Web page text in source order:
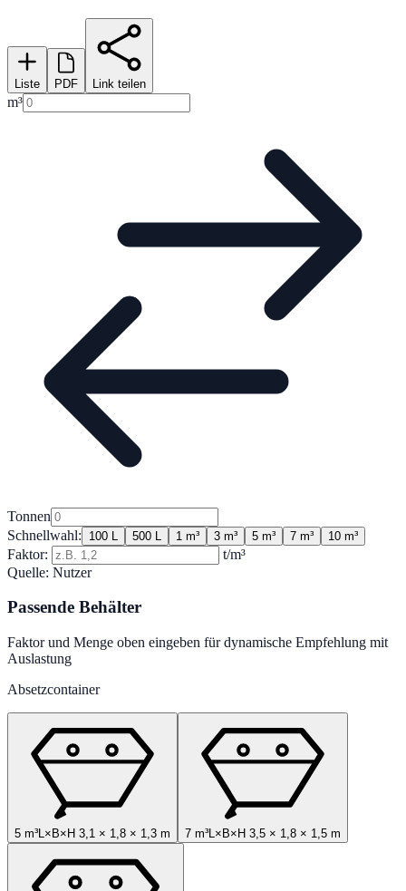
Liste PDF Link teilen
m³
Tonnen
Schnellwahl:
100 L 500 L 1 m³ 3 m³ 5 m³ 7 m³ 10 m³
Faktor:
t/m³
Quelle: Nutzer
Passende Behälter
Faktor und Menge oben eingeben für dynamische Empfehlung mit
Auslastung
Absetzcontainer
5 m³L×B×H 3,1 × 1,8 × 1,3 m 7 m³L×B×H 3,5 × 1,8 × 1,5 m